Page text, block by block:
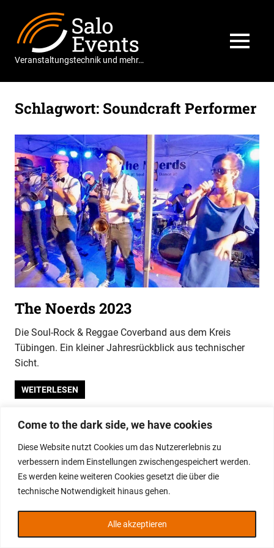
Come to the dark side, we have cookies
Diese Website nutzt Cookies um das Nutzererlebnis zu
verbessern indem Einstellungen zwischengespeichert werden.
Es werden keine weiteren Cookies gesetzt die über die
technische Notwendigkeit hinaus gehen.
Alle akzeptieren
springen
Veranstaltungstechnik und mehr…
MENÜ
Schlagwort: Soundcraft Performer
The Noerds 2023
Die Soul-Rock & Reggae Coverband aus dem Kreis
Tübingen. Ein kleiner Jahresrückblick aus technischer
Sicht.
WEITERLESEN